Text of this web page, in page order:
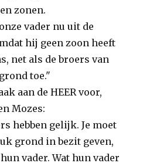
zonen.
vader nu uit de
hij geen zoon heeft
net als de broers van
toe."
aan de HEER voor,
Mozes:
hebben gelijk. Je moet
grond in bezit geven,
vader. Wat hun vader